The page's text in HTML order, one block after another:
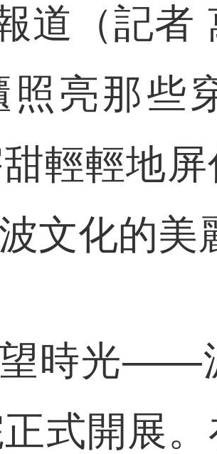
（記者
亮那些
輕輕地
文化的美
時光——
式開展